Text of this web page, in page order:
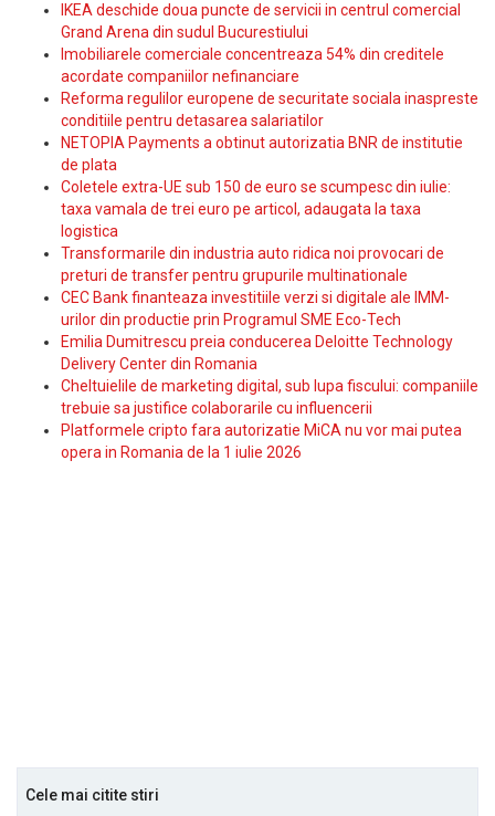
IKEA deschide doua puncte de servicii in centrul comercial
Grand Arena din sudul Bucurestiului
Imobiliarele comerciale concentreaza 54% din creditele
acordate companiilor nefinanciare
Reforma regulilor europene de securitate sociala inaspreste
conditiile pentru detasarea salariatilor
NETOPIA Payments a obtinut autorizatia BNR de institutie
de plata
Coletele extra-UE sub 150 de euro se scumpesc din iulie:
taxa vamala de trei euro pe articol, adaugata la taxa
logistica
Transformarile din industria auto ridica noi provocari de
preturi de transfer pentru grupurile multinationale
CEC Bank finanteaza investitiile verzi si digitale ale IMM-
urilor din productie prin Programul SME Eco-Tech
Emilia Dumitrescu preia conducerea Deloitte Technology
Delivery Center din Romania
Cheltuielile de marketing digital, sub lupa fiscului: companiile
trebuie sa justifice colaborarile cu influencerii
Platformele cripto fara autorizatie MiCA nu vor mai putea
opera in Romania de la 1 iulie 2026
Cele mai citite stiri